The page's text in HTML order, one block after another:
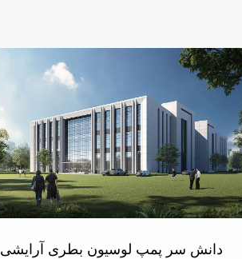
دانش سر پمپ لوسیون بطری آرایشی